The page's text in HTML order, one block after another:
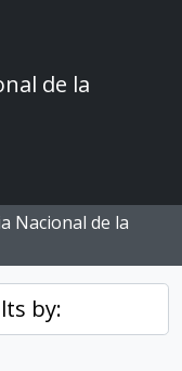
de la
Nacional de la
by: